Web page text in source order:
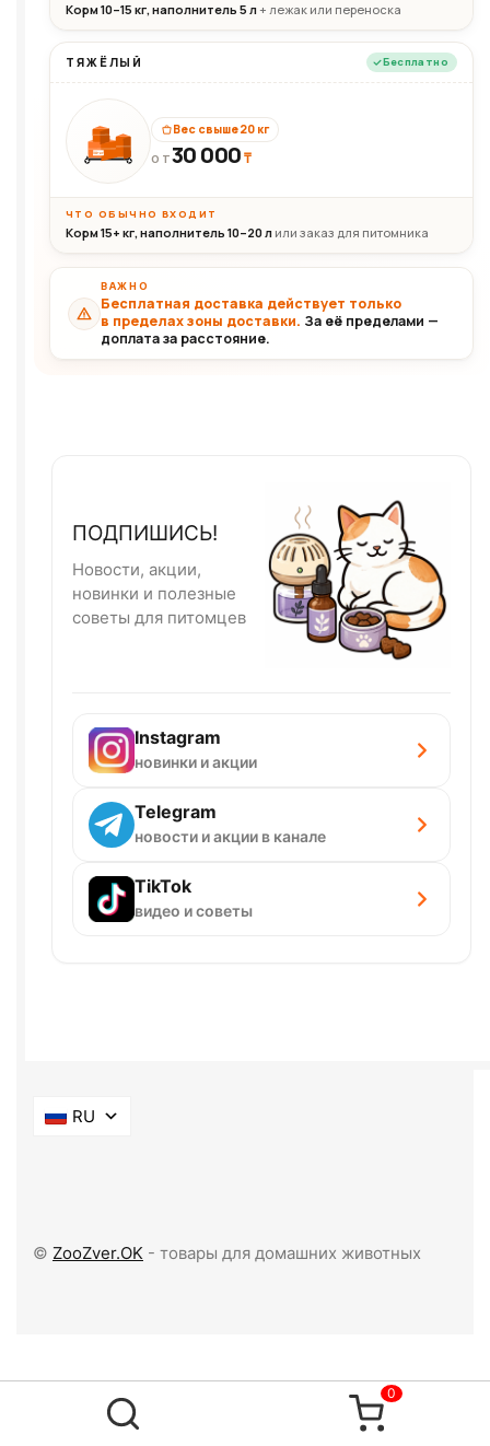
Корм 10–15 кг, наполнитель 5 л+ лежак или переноска
ТЯЖЁЛЫЙ Бесплатно
30+кг
Вес свыше 20 кг
ОТ30 000₸
ЧТО ОБЫЧНО ВХОДИТ
Корм 15+ кг, наполнитель 10–20 л или заказ для питомника
ВАЖНО
Бесплатная доставка действует только
в пределах зоны доставки. За её пределами —
доплата за расстояние.
ПОДПИШИСЬ!
Новости, акции,
новинки и полезные
советы для питомцев
Instagram
новинки и акции
Telegram
новости и акции в канале
TikTok
видео и советы
RU
© ZooZver.OK - товары для домашних животных
0